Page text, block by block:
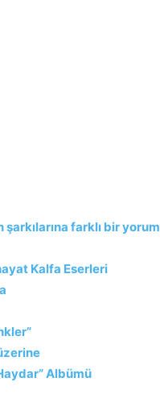
farklı bir yorum
Kalfa Eserleri
Albümü